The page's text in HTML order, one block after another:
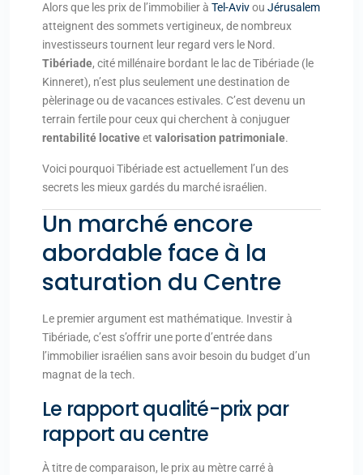
Alors que les prix de l’immobilier à Tel-Avivou Jérusalem
atteignent des sommets vertigineux, de nombreux
investisseurs tournent leur regard vers le Nord.
Tibériade, cité millénaire bordant le lac de Tibériade (le
Kinneret), n’est plus seulement une destination de
pèlerinage ou de vacances estivales. C’est devenu un
terrain fertile pour ceux qui cherchent à conjuguer
rentabilité locativeet valorisation patrimoniale.
Voici pourquoi Tibériade est actuellement l’un des
secrets les mieux gardés du marché israélien.
Un marché encore
abordable face à la
saturation du Centre
Le premier argument est mathématique. Investir à
Tibériade, c’est s’offrir une porte d’entrée dans
l’immobilier israélien sans avoir besoin du budget d’un
magnat de la tech.
Le rapport qualité-prix par
rapport au centre
À titre de comparaison, le prix au mètre carré à